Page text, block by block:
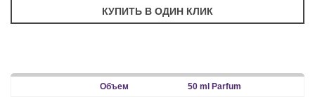
50 ml Parfum